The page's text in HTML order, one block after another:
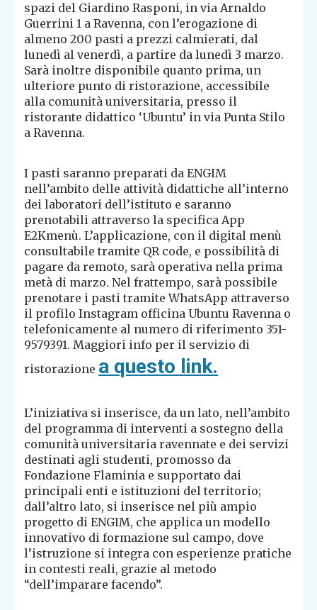
spazi del Giardino Rasponi, in via Arnaldo
Guerrini 1 a Ravenna, con l’erogazione di
almeno 200 pasti a prezzi calmierati, dal
lunedì al venerdì, a partire da lunedì 3 marzo.
Sarà inoltre disponibile quanto prima, un
ulteriore punto di ristorazione, accessibile
alla comunità universitaria, presso il
ristorante didattico ‘Ubuntu’ in via Punta Stilo
a Ravenna.
I pasti saranno preparati da ENGIM
nell’ambito delle attività didattiche all’interno
dei laboratori dell’istituto e saranno
prenotabili attraverso la specifica App
E2Kmenù. L’applicazione, con il digital menù
consultabile tramite QR code, e possibilità di
pagare da remoto, sarà operativa nella prima
metà di marzo. Nel frattempo, sarà possibile
prenotare i pasti tramite WhatsApp attraverso
il profilo Instagram officina Ubuntu Ravenna o
telefonicamente al numero di riferimento 351-
9579391. Maggiori info per il servizio di
ristorazione a questo link.
L’iniziativa si inserisce, da un lato, nell’ambito
del programma di interventi a sostegno della
comunità universitaria ravennate e dei servizi
destinati agli studenti, promosso da
Fondazione Flaminia e supportato dai
principali enti e istituzioni del territorio;
dall’altro lato, si inserisce nel più ampio
progetto di ENGIM, che applica un modello
innovativo di formazione sul campo, dove
l’istruzione si integra con esperienze pratiche
in contesti reali, grazie al metodo
“dell’imparare facendo”.